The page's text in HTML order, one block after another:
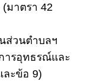
มาตรา 42
ส่วนตำบลฯ
ารอุทธรณ์และ
ละข้อ 9)